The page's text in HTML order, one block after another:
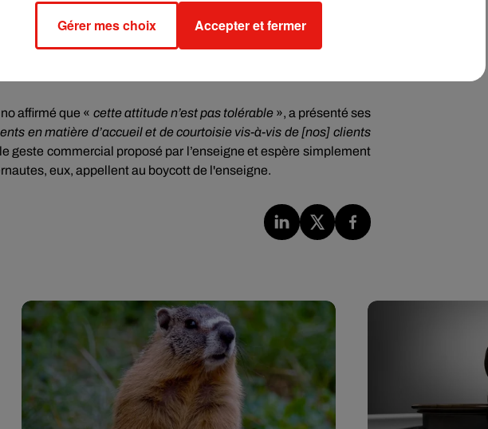
avoir mal agit parce que, m’a-t-elle expliqué, elle ne voulait
que la tenue de Marion était acceptable
affirmé que « cette attitude n’est pas tolérable», a présenté ses
en matière d’accueil et de courtoisie vis-à-vis de [nos] clients
geste commercial proposé par l’enseigne et espère simplement
eux, appellent au boycott de l'enseigne.
Gérer mes choix Accepter et fermer